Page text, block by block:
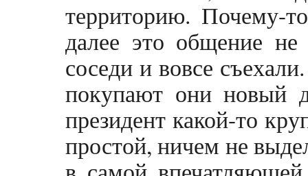
территорию. Почему-
далее это общение
соседи и вовсе
покупают они новый
президент какой-то
простой, ничем не